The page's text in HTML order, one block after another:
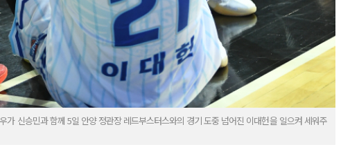
가 신승민과 함께 5일 안양 정관장 레드부스터스와의 경기 도중 넘어진 이대헌을 일으켜 세워주